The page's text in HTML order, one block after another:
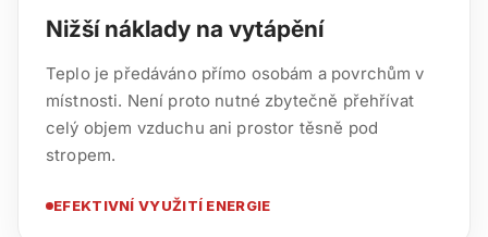
Nižší náklady na vytápění
Teplo je předáváno přímo osobám a povrchům v
místnosti. Není proto nutné zbytečně přehřívat
celý objem vzduchu ani prostor těsně pod
stropem.
EFEKTIVNÍ VYUŽITÍ ENERGIE